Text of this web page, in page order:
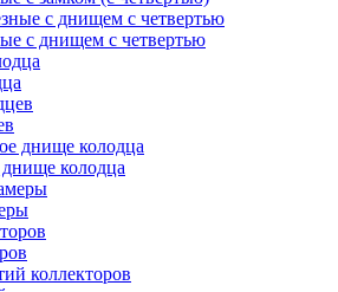
с днищем с четвертью
колодца